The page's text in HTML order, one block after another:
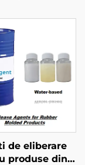
rigid PU
de eliberare
produse din